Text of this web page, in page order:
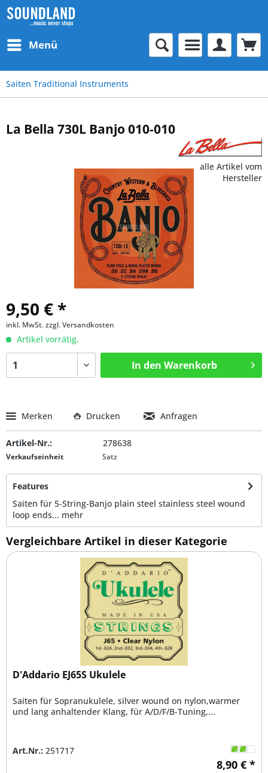
Menü
Saiten Traditional Instruments
La Bella 730L Banjo 010-010
alle Artikel vom
Hersteller
9,50 € *
inkl. MwSt.zzgl. Versandkosten
Artikel vorrätig.
In den Warenkorb
Merken Drucken Anfragen
Artikel-Nr.: 278638
Verkaufseinheit Satz
Features
Saiten für 5-String-Banjo plain steel stainless steel wound
loop ends... mehr
Vergleichbare Artikel in dieser Kategorie
D'Addario EJ65S Ukulele
Saiten für Sopranukulele, silver wound on nylon,warmer
und lang anhaltender Klang, für A/D/F/B-Tuning,...
Art.Nr.: 251717
8,90 € *